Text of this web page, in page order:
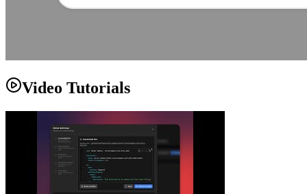
Video Tutorials